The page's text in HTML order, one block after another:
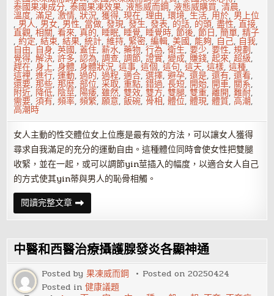
泰國果凍成分,泰國果凍效果,液態威而鋼,液態威購買,清晨,
溫度,滿足,激情,狀況,獲得,現在,理由,環境,生活, 用於, 男上位
, 男人, 男女, 男性, 當做,發現,發生,發表, 的話, 的頭,盡性,直接,
直觀,相關,看來,真的, 睡眠, 睡覺, 睡覺時,節後,節日,簡單,精子
,約定,結束,結果,統計,維持, 緊密,編輯,美國, 能夠, 自己, 自我,
自由, 自身,英國,蓋住,薪水,藥物,行為,衛生,要少,要性,規劃,
覺得,解決,許多,認為,調查,調節,證實,變成, 賺錢,起來,超級,
趕在,身上,身體,身體狀況,這事,這個,這句,這天,這樣,這種,
這裡,進行,運動,過的,過程,適合,選擇,避孕,還是,還有,還看,
還要,那些,那麼,部位,采取,重點,錯過,長短, 開始, 開車, 關系,
附近, 降低, 陰莖, 陽痿,雖然,雙效,雙方,雙腿,雙重,離開,難耐,
需要,須有,頻率,頻繁,願意,飯碗, 骨相,體位,體現,體質,高潮,
高潮時
女人主動的性交體位女上位應是最有效的方法，可以讓女人獲得
尋求自我滿足的充分的運動自由。這種體位同時會使女性把雙腿
收緊，並在一起，或可以調節yin莖插入的幅度，以適合女人自己
的方式使其yin蒂與男人的恥骨相觸。
閱讀完整文章超
級
實
的
做
愛
方
法
與
時
中醫和西醫治療攝護腺發炎各顯神通
Posted by果凍威而鋼 Posted on20250424
Posted in健康議題